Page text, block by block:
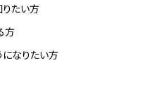
たい方
方
なりたい方